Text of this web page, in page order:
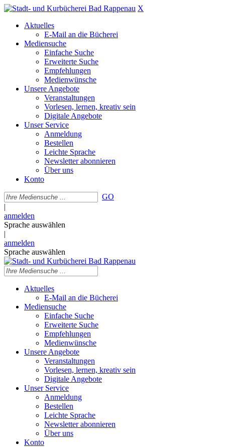
X
Aktuelles
E-Mail an die Bücherei
Mediensuche
Einfache Suche
Erweiterte Suche
Empfehlungen
Medienwünsche
Unsere Angebote
Veranstaltungen
Vorlesen, lernen, kreativ sein
Digitale Angebote
Unser Service
Anmeldung
Bestellen
Leichte Sprache
Newsletter abonnieren
Über uns
Konto
GO
|
anmelden
Sprache auswählen
|
anmelden
Sprache auswählen
Aktuelles
E-Mail an die Bücherei
Mediensuche
Einfache Suche
Erweiterte Suche
Empfehlungen
Medienwünsche
Unsere Angebote
Veranstaltungen
Vorlesen, lernen, kreativ sein
Digitale Angebote
Unser Service
Anmeldung
Bestellen
Leichte Sprache
Newsletter abonnieren
Über uns
Konto